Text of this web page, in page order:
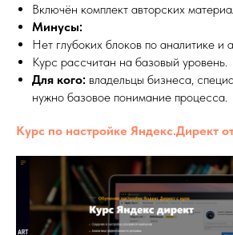
Включён комплект авторских
Минусы:
Нет глубоких блоков по аналитике и
Курс рассчитан на базовый уровень.
Для кого: владельцы бизнеса,
нужно базовое понимание процесса.
Курс по настройке Яндекс.Директ